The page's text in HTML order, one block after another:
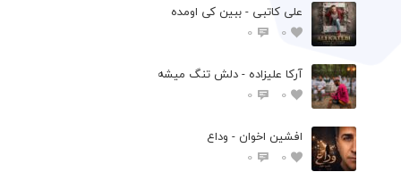
علی کاتبی - ببین کی اومده
0
0
آرکا علیزاده - دلش تنگ میشه
0
0
افشين اخوان - وداع
0
0